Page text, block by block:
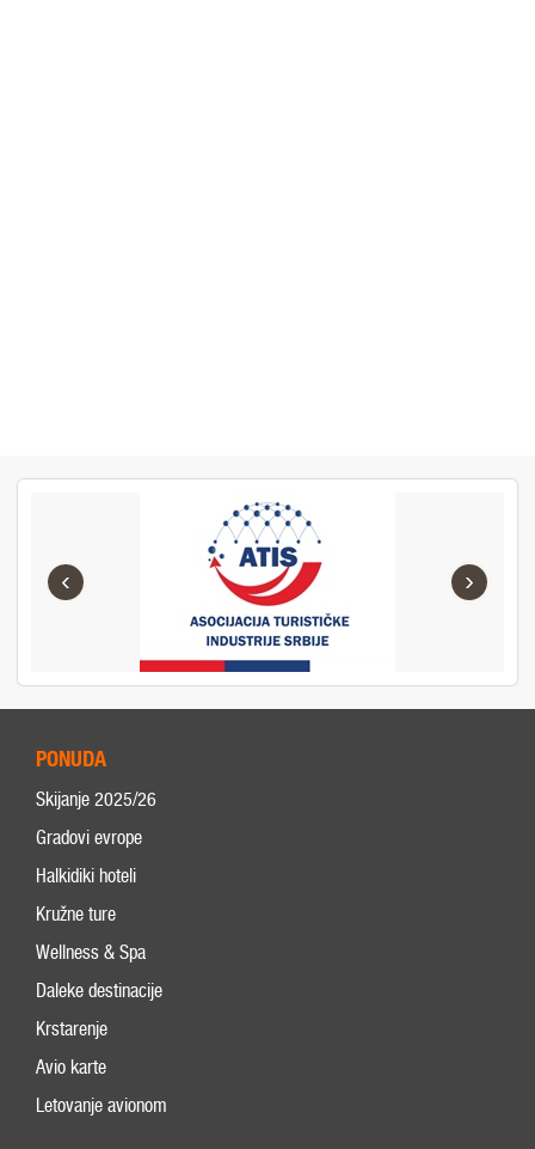
‹ ›
PONUDA
Skijanje 2025/26
Gradovi evrope
Halkidiki hoteli
Kružne ture
Wellness & Spa
Daleke destinacije
Krstarenje
Avio karte
Letovanje avionom